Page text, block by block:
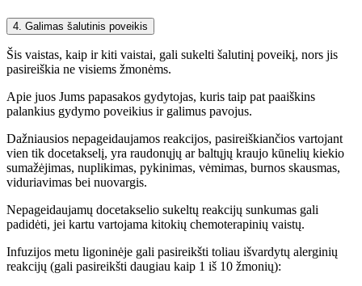
4. Galimas šalutinis poveikis
Šis vaistas, kaip ir kiti vaistai, gali sukelti šalutinį poveikį, nors jis
pasireiškia ne visiems žmonėms.
Apie juos Jums papasakos gydytojas, kuris taip pat paaiškins
palankius gydymo poveikius ir galimus pavojus.
Dažniausios nepageidaujamos reakcijos, pasireiškiančios vartojant
vien tik docetakselį, yra raudonųjų ar baltųjų kraujo kūnelių kiekio
sumažėjimas, nuplikimas, pykinimas, vėmimas, burnos skausmas,
viduriavimas bei nuovargis.
Nepageidaujamų docetakselio sukeltų reakcijų sunkumas gali
padidėti, jei kartu vartojama kitokių chemoterapinių vaistų.
Infuzijos metu ligoninėje gali pasireikšti toliau išvardytų alerginių
reakcijų (gali pasireikšti daugiau kaip 1 iš 10 žmonių):